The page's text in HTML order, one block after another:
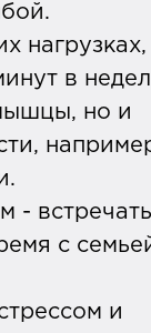
нагрузках,
в
но и
-
с
и